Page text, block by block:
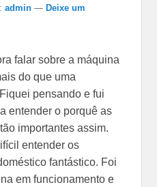
admin —Deixe um
falar sobre a máquina
do que uma
pensando e fui
entender o porquê as
importantes assim.
entender os
fantástico. Foi
em funcionamento e